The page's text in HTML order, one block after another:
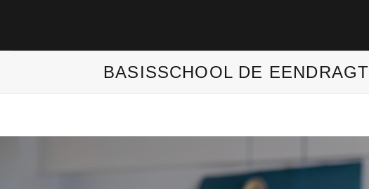
inhoud
BASISSCHOOL DE EENDRAGT